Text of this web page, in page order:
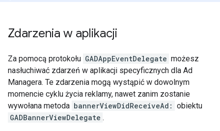
Zdarzenia w aplikacji
Za pomocą protokołu GADAppEventDelegate możesz
nasłuchiwać zdarzeń w aplikacji specyficznych dla Ad
Managera. Te zdarzenia mogą wystąpić w dowolnym
momencie cyklu życia reklamy, nawet zanim zostanie
wywołana metoda bannerViewDidReceiveAd: obiektu
GADBannerViewDelegate .